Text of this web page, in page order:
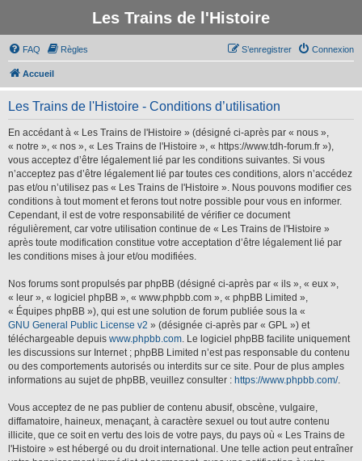
Les Trains de l'Histoire
FAQ Règles Connexion
S’enregistrer
Accueil
Les Trains de l'Histoire - Conditions d’utilisation
En accédant à « Les Trains de l'Histoire » (désigné ci-après par « nous »,
« notre », « nos », « Les Trains de l'Histoire », « https://www.tdh-forum.fr »),
vous acceptez d’être légalement lié par les conditions suivantes. Si vous
n’acceptez pas d’être légalement lié par toutes ces conditions, alors n’accédez
pas et/ou n’utilisez pas « Les Trains de l'Histoire ». Nous pouvons modifier ces
conditions à tout moment et ferons tout notre possible pour vous en informer.
Cependant, il est de votre responsabilité de vérifier ce document
régulièrement, car votre utilisation continue de « Les Trains de l'Histoire »
après toute modification constitue votre acceptation d’être légalement lié par
les conditions mises à jour et/ou modifiées.
Nos forums sont propulsés par phpBB (désigné ci-après par « ils », « eux »,
« leur », « logiciel phpBB », « www.phpbb.com », « phpBB Limited »,
« Équipes phpBB »), qui est une solution de forum publiée sous la «
GNU General Public License v2 » (désignée ci-après par « GPL ») et
téléchargeable depuis www.phpbb.com. Le logiciel phpBB facilite uniquement
les discussions sur Internet ; phpBB Limited n’est pas responsable du contenu
ou des comportements autorisés ou interdits sur ce site. Pour de plus amples
informations au sujet de phpBB, veuillez consulter : https://www.phpbb.com/.
Vous acceptez de ne pas publier de contenu abusif, obscène, vulgaire,
diffamatoire, haineux, menaçant, à caractère sexuel ou tout autre contenu
illicite, que ce soit en vertu des lois de votre pays, du pays où « Les Trains de
l'Histoire » est hébergé ou du droit international. Une telle action peut entraîner